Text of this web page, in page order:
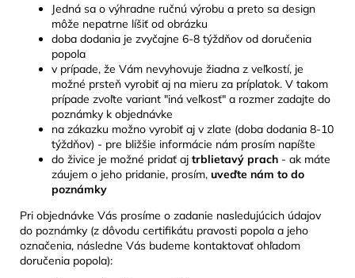
Jedná sa o výhradne ručnú výrobu a preto sa design
môže nepatrne líšiť od obrázku
doba dodania je zvyčajne 6-8 týždňov od doručenia
popola
v prípade, že Vám nevyhovuje žiadna z veľkostí, je
možné prsteň vyrobiť aj na mieru za príplatok. V takom
prípade zvoľte variant "iná veľkosť" a rozmer zadajte do
poznámky k objednávke
na zákazku možno vyrobiť aj v zlate (doba dodania 8-10
týždňov) - pre bližšie informácie nám prosím napíšte
do živice je možné pridať aj trblietavý prach - ak máte
záujem o jeho pridanie, prosím, uveďte nám to do
poznámky
Pri objednávke Vás prosíme o zadanie nasledujúcich údajov
do poznámky (z dôvodu certifikátu pravosti popola a jeho
označenia, následne Vás budeme kontaktovať ohľadom
doručenia popola):